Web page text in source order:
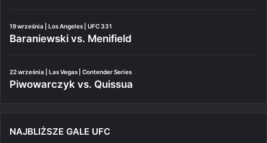
19 września | Los Angeles | UFC 331
Baraniewski vs. Menifield
22 września | Las Vegas | Contender Series
Piwowarczyk vs. Quissua
NAJBLIŻSZE GALE UFC